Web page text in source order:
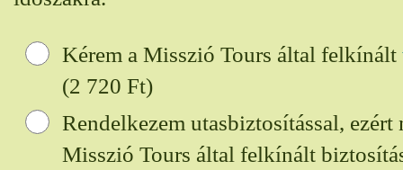
Kérem a Misszió Tours által felkínált
(2 720 Ft)
Rendelkezem utasbiztosítással, ezért
Misszió Tours által felkínált